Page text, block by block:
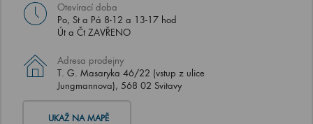
Otevírací doba
Po, St a Pá 8-12 a 13-17 hod
Út a Čt ZAVŘENO
Adresa prodejny
T. G. Masaryka 46/22 (vstup z ulice
Jungmannova), 568 02 Svitavy
UKAŽ NA MAPĚ